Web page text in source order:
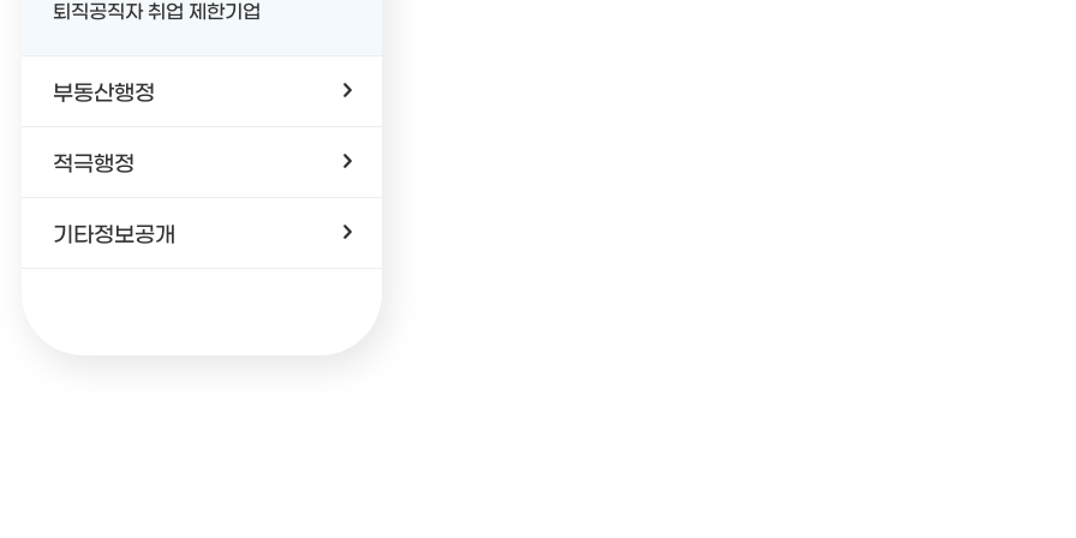
퇴직공직자 취업 제한기업
부동산행정
적극행정
기타정보공개